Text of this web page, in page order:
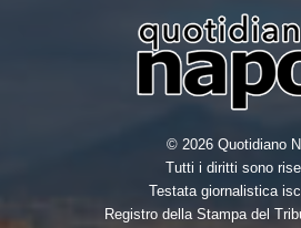
© 2026 Quotidiano
Tutti i diritti sono
Testata giornalistica
Registro della Stampa del